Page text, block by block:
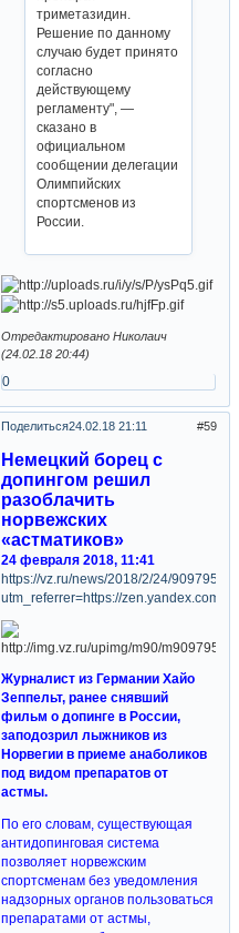
триметазидин.
Решение по данному
случаю будет принято
согласно
действующему
регламенту", —
сказано в
официальном
сообщении делегации
Олимпийских
спортсменов из
России.
Отредактировано Николаич
(24.02.18 20:44)
0
Поделиться 59
24.02.18 21:11
Немецкий борец с
допингом решил
разоблачить
норвежских
«астматиков»
24 февраля 2018, 11:41
https://vz.ru/news/2018/2/24/
utm_referrer=https://zen.yandex.com
Журналист из Германии Хайо
Зеппельт, ранее снявший
фильм о допинге в России,
заподозрил лыжников из
Норвегии в приеме анаболиков
под видом препаратов от
астмы.
По его словам, существующая
антидопинговая система
позволяет норвежским
спортсменам без уведомления
надзорных органов пользоваться
препаратами от астмы,